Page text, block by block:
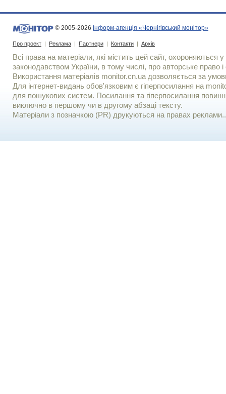
© 2005-2026 Інформ-агенція «Чернігівський монітор»
Про проект | Реклама | Партнери | Контакти | Архів
Всі права на матеріали, які містить цей сайт, охороняються у
законодавством України, в тому числі, про авторське право і
Використання матерiалiв monitor.cn.ua дозволяється за
Для iнтернет-видань обов'язковим є гiперпосилання на
для пошукових систем. Посилання та гіперпосилання
виключно в першому чи в другому абзаці тексту.
Матеріали з позначкою (PR) друкуються на правах реклами..